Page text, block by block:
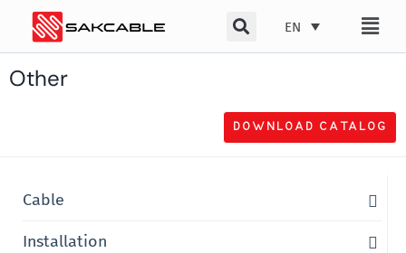
EN
Other
DOWNLOAD CATALOG
Cable
Installation